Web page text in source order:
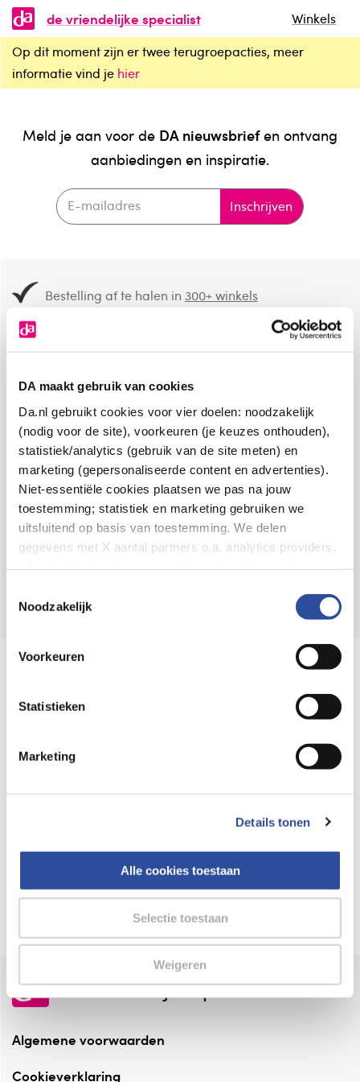
DA maakt gebruik van cookies
Da.nl gebruikt cookies voor vier doelen: noodzakelijk
(nodig voor de site), voorkeuren (je keuzes onthouden),
statistiek/analytics (gebruik van de site meten) en
marketing (gepersonaliseerde content en advertenties).
Niet-essentiële cookies plaatsen we pas na jouw
toestemming; statistiek en marketing gebruiken we
uitsluitend op basis van toestemming. We delen
gegevens met X aantal partners o.a. analytics providers,
en de bewaartermijnen per categorie. Je kunt je keuze op
gegevensverwerking staat in de
Privacyverklaring
Noodzakelijk
Voorkeuren
Statistieken
Marketing
Details tonen
Alle cookies toestaan
Selectie toestaan
Weigeren
de vriendelijke specialist
Winkels
Op dit moment zijn er twee terugroepacties, meer
informatie vind je hier
Meld je aan voor de DA nieuwsbriefen ontvang
aanbiedingen en inspiratie.
Inschrijven
Bestelling af te halen in300+ winkels
8.6 uit4.106 reviews
Over DA
Klantenservice
Assortiment
VolgDAop:
Online aanbieder medicijnen
webshop mag verkopen.
⁠Verantwoorde zorg, ⁠ook online.
Altijd onze folder bij de hand
Check onze folders ⁠bij AlleFolders.
de vriendelijke specialist
Algemene voorwaarden
Cookieverklaring